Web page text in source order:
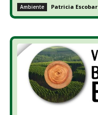
Ambiente Patricia Escobar